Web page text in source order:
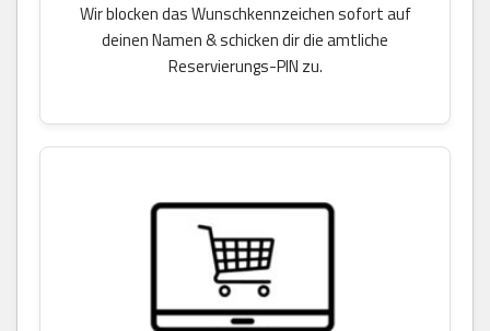
Wir blocken das Wunschkennzeichen sofort auf
deinen Namen & schicken dir die amtliche
Reservierungs-PIN zu.